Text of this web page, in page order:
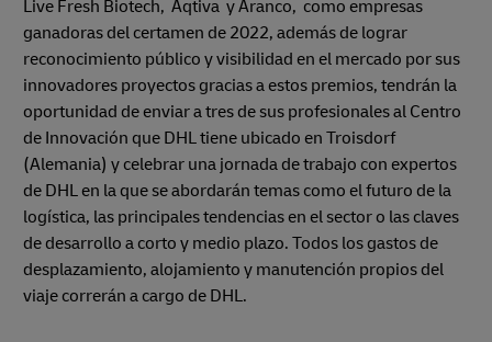
Live Fresh Biotech, Aqtiva y Aranco, como empresas
ganadoras del certamen de 2022, además de lograr
reconocimiento público y visibilidad en el mercado por sus
innovadores proyectos gracias a estos premios, tendrán la
oportunidad de enviar a tres de sus profesionales al Centro
de Innovación que DHL tiene ubicado en Troisdorf
(Alemania) y celebrar una jornada de trabajo con expertos
de DHL en la que se abordarán temas como el futuro de la
logística, las principales tendencias en el sector o las claves
de desarrollo a corto y medio plazo. Todos los gastos de
desplazamiento, alojamiento y manutención propios del
viaje correrán a cargo de DHL.